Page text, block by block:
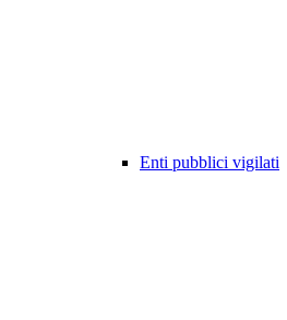
Enti pubblici vigilati